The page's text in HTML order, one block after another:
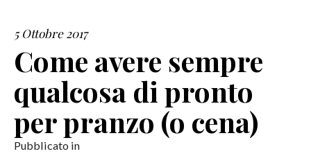
COLLABORAZIONI
CONTATTI
5 Ottobre 2017
Come avere sempre
qualcosa di pronto
per pranzo (o cena)
Pubblicato in